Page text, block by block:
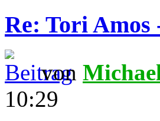
Re: Tori Amos
von
10:29